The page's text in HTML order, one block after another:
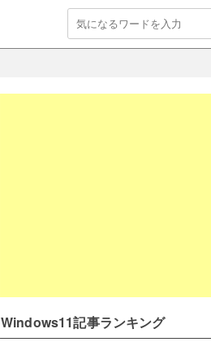
Windows11記事ランキング